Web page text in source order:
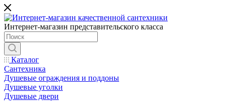
Интернет-магазин представительского класса
Каталог
Сантехника
Душевые ограждения и поддоны
Душевые уголки
Душевые двери